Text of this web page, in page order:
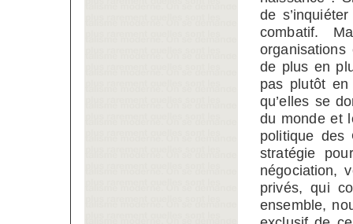
de
combatif.
organisations
de plus en
pas plutôt
qu’elles se
du monde et
politique des
stratégie
négociation,
privés, qui
ensemble,